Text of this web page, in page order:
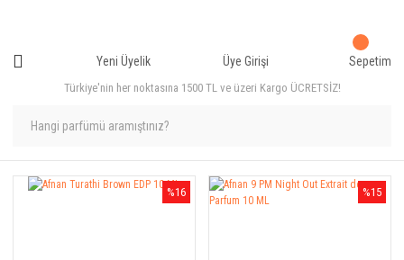
Türkiye'nin her noktasına 1500 TL ve üzeri Kargo ÜCRETSİZ!
Yeni Üyelik Üye Girişi Sepetim
%16 %15